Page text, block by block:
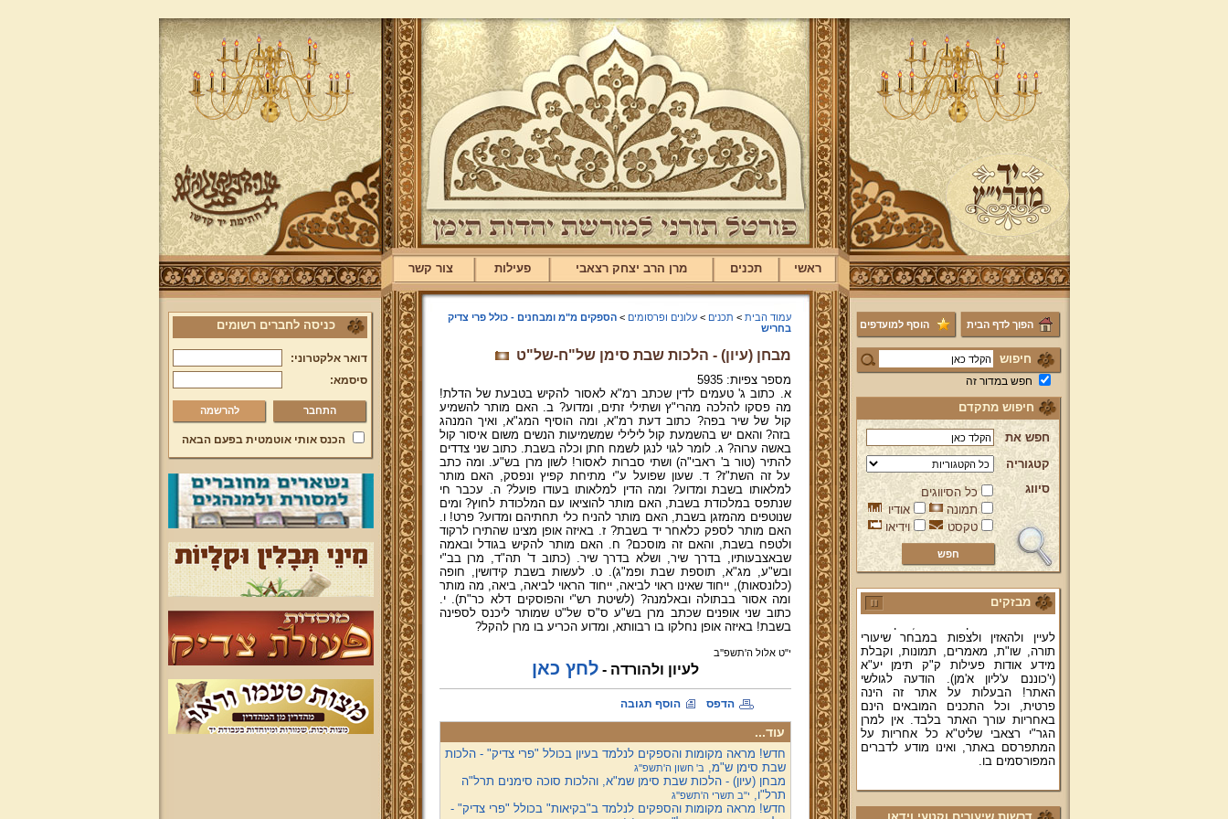
ראשי תכנים מרן הרב יצחק רצאבי פעילות צור קשר
הפוך לדף הבית הוסף למועדפים
חיפוש
חפש במדור זה
חיפוש מתקדם
חפש את
קטגוריה
סיווג
כל הסיווגים
תמונה
אודיו
טקסט
וידיאו
מבזקים
ברוכים הבאים לאתר מהרי"ץ
יד מהרי"ץ - פורטל תורני למורשת יהדות
תימן, האתר הרשמי להנצחת מורשתו
של גאון רבני תימן ותפארתם מהרי"ץ
זצוק"ל. באתר תמצאו גם תכנים תורניים
והלכתיים רבים של מרן הגאון הרב יצחק
רצאבי שליט"א - פוסק עדת תימן,
מחבר ספרי שלחן ערוך המקוצר ח"ח
ושו"ת עולת יצחק ג"ח ועוד, וכן תוכלו
לעיין ולהאזין ולצפות במבחר שיעורי
תורה, שו"ת, מאמרים, תמונות, וקבלת
מידע אודות פעילות ק"ק תימן יע"א
(י'כוננם ע'ליון א'מן). הודעה לגולשי
האתר! הבעלות על אתר זה הינה
פרטית, וכל התכנים המובאים הינם
באחריות עורך האתר בלבד. אין למרן
הגר"י רצאבי שליט"א כל אחריות על
המתפרסם באתר, ואינו מודע לדברים
המפורסמים בו.
פניה נרגשת אל אחינו בני עדת תימן
עמוד הבית > תכנים >עלונים ופרסומים >הספקים מ"מ ומבחנים - כולל פרי צדיק
בחריש
מבחן (עיון) - הלכות שבת סימן של"ח-של"ט
מספר צפיות: 5935
א. כתוב ג' טעמים לדין שכתב רמ"א לאסור להקיש בטבעת של הדלת!
מה פסקו להלכה מהרי"ץ ושתילי זתים, ומדוע? ב. האם מותר להשמיע
קול של שיר בפה? כתוב דעת רמ"א, ומה הוסיף המג"א, ואיך המנהג
בזה? והאם יש בהשמעת קול לילילי שמשמיעות הנשים משום איסור קול
באשה ערוה? ג. לומר לגוי לנגן לשמח חתן וכלה בשבת. כתוב שני צדדים
להתיר (טור ב' ראבי"ה) ושתי סברות לאסור! לשון מרן בש"ע. ומה כתב
על זה השת"ז? ד. שעון שפועל ע"י מתיחת קפיץ ונפסק, האם מותר
למלאותו בשבת ומדוע? ומה הדין למלאותו בעודו פועל? ה. עכבר חי
שנתפס במלכודת בשבת, האם מותר להוציאו עם המלכודת לחוץ? ומים
שנוטפים מהמזגן בשבת, האם מותר להניח כלי תחתיהם ומדוע? פרט! ו.
האם מותר לספק כלאחר יד בשבת? ז. באיזה אופן מצינו שהתירו לרקוד
ולטפח בשבת, והאם זה מוסכם? ח. האם מותר להקיש בגודל ובאמה
שבאצבעותיו, בדרך שיר, ושלא בדרך שיר. (כתוב ד' תה"ד, מרן בב"י
ובש"ע, מג"א, תוספת שבת ופמ"ג). ט. לעשות בשבת קידושין, חופה
(כלונסאות), ייחוד שאינו ראוי לביאה, ייחוד הראוי לביאה, ביאה, מה מותר
ומה אסור בבתולה ובאלמנה? (לשיטת רש"י והפוסקים דלא כר"ת). י.
כתוב שני אופנים שכתב מרן בש"ע ס"ס של"ט שמותר ליכנס לספינה
בשבת! באיזה אופן נחלקו בו רבוותא, ומדוע הכריע בו מרן להקל?
י"ט אלול ה'תשפ''ב
לעיון ולהורדה -לחץ כאן
הדפס הוסף תגובה
עוד...
חדש! מראה מקומות והספקים לנלמד בעיון בכולל "פרי צדיק" - הלכות
שבת סימן ש"מ,ב' חשון ה'תשפ''ג
מבחן (עיון) - הלכות שבת סימן שמ"א, והלכות סוכה סימנים תרל"ה
תרל"ו, י"ב תשרי ה'תשפ''ג
חדש! מראה מקומות והספקים לנלמד ב"בקיאות" בכולל "פרי צדיק" -
כניסה לחברים רשומים
דואר אלקטרוני:
סיסמא:
להרשמה
הכנס אותי אוטמטית בפעם הבאה